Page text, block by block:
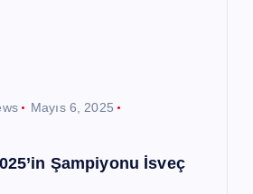
Mayıs 6, 2025
Şampiyonu İsveç